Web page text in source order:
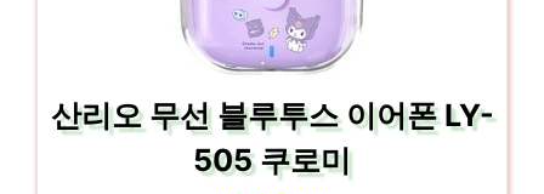
산리오 무선 블루투스 이어폰 LY-
505 쿠로미